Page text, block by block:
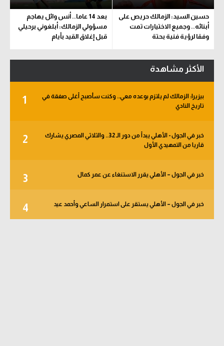
حسين السيد: الزمالك حريص على
أبنائه.. وجميع الاختيارات تمت
وفقا لرؤية فنية بحتة
بعد 14 عاما.. أنس وائل يهاجم
مسؤولي الزمالك: أبلغوني برحيلي
قبل إغلاق القيد بأيام
الأكثر مشاهدة
1
بيزيرا: الزمالك لم يلتزم بوعده معي.. وكنت سأصبح أغلى صفقة في
تاريخ النادي
2
خبر في الجول - الأهلي يبدأ من دور الـ 32.. والثلاثي المصري يشارك
قاريا من التمهيدي الأول
3 خبر في الجول – الأهلي يقرر الاستنغاء عن عمر كمال
4 خبر في الجول – الأهلي يستقر على استمرار الساعي وأحمد عيد